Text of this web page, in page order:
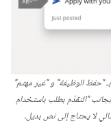
"حفظ الوظيفة" و "غير مهتم"
بجانب "التقدّم بطلب باستخدام